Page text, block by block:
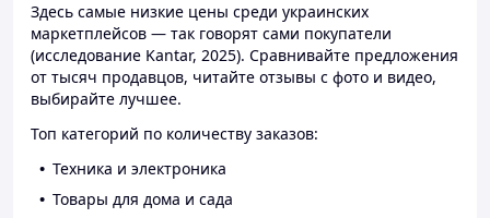
Здесь самые низкие цены среди украинских
маркетплейсов — так говорят сами покупатели
(исследование Kantar, 2025). Сравнивайте предложения
от тысяч продавцов, читайте отзывы с фото и видео,
выбирайте лучшее.
Топ категорий по количеству заказов:
Техника и электроника
Товары для дома и сада